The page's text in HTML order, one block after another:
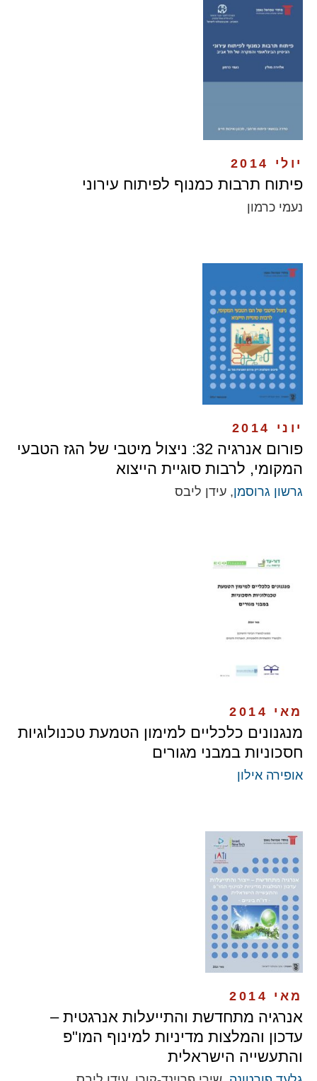
יולי 2014
פיתוח תרבות כמנוף לפיתוח עירוני
נעמי כרמון
יוני 2014
פורום אנרגיה 32: ניצול מיטבי של הגז הטבעי
המקומי, לרבות סוגיית הייצוא
גרשון גרוסמן, עידן ליבס
מאי 2014
מנגנונים כלכליים למימון הטמעת טכנולוגיות
חסכוניות במבני מגורים
אופירה אילון
מאי 2014
אנרגיה מתחדשת והתייעלות אנרגטית –
עדכון והמלצות מדיניות למינוף המו"פ
והתעשייה הישראלית